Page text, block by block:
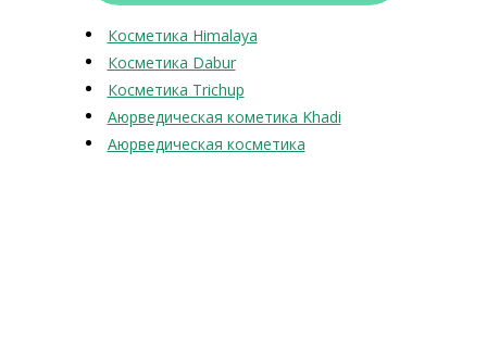
Косметика Himalaya
Косметика Dabur
Косметика Trichup
Аюрведическая кометика Khadi
Аюрведическая косметика